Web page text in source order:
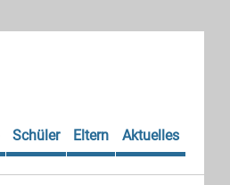
Schüler Eltern Aktuelles